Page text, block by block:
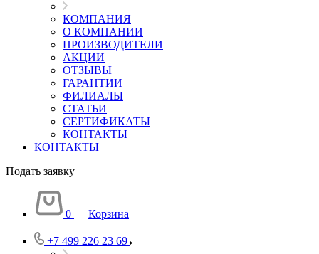
КОМПАНИЯ
О КОМПАНИИ
ПРОИЗВОДИТЕЛИ
АКЦИИ
ОТЗЫВЫ
ГАРАНТИИ
ФИЛИАЛЫ
СТАТЬИ
СЕРТИФИКАТЫ
КОНТАКТЫ
КОНТАКТЫ
Подать заявку
0 Корзина
+7 499 226 23 69